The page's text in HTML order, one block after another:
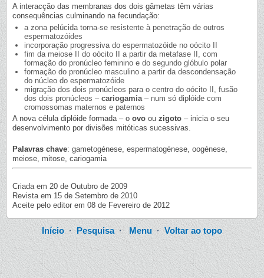
A interacção das membranas dos dois gâmetas têm várias
consequências culminando na fecundação:
a zona pelúcida torna-se resistente à penetração de outros
espermatozóides
incorporação progressiva do espermatozóide no oócito II
fim da meiose II do oócito II a partir da metafase II, com
formação do pronúcleo feminino e do segundo glóbulo polar
formação do pronúcleo masculino a partir da descondensação
do núcleo do espermatozóide
migração dos dois pronúcleos para o centro do oócito II, fusão
dos dois pronúcleos – cariogamia– num só diplóide com
cromossomas maternos e paternos
A nova célula diplóide formada – o ovo ou zigoto – inicia o seu
desenvolvimento por divisões mitóticas sucessivas.
Palavras chave: gametogénese, espermatogénese, oogénese,
meiose, mitose, cariogamia
Criada em 20 de Outubro de 2009
Revista em 15 de Setembro de 2010
Aceite pelo editor em 08 de Fevereiro de 2012
Início· Pesquisa·Menu·Voltar ao topo